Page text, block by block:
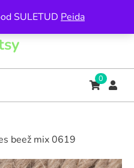
SULETUD Peida
0
beež mix 0619